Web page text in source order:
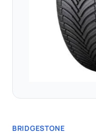
BRIDGESTONE